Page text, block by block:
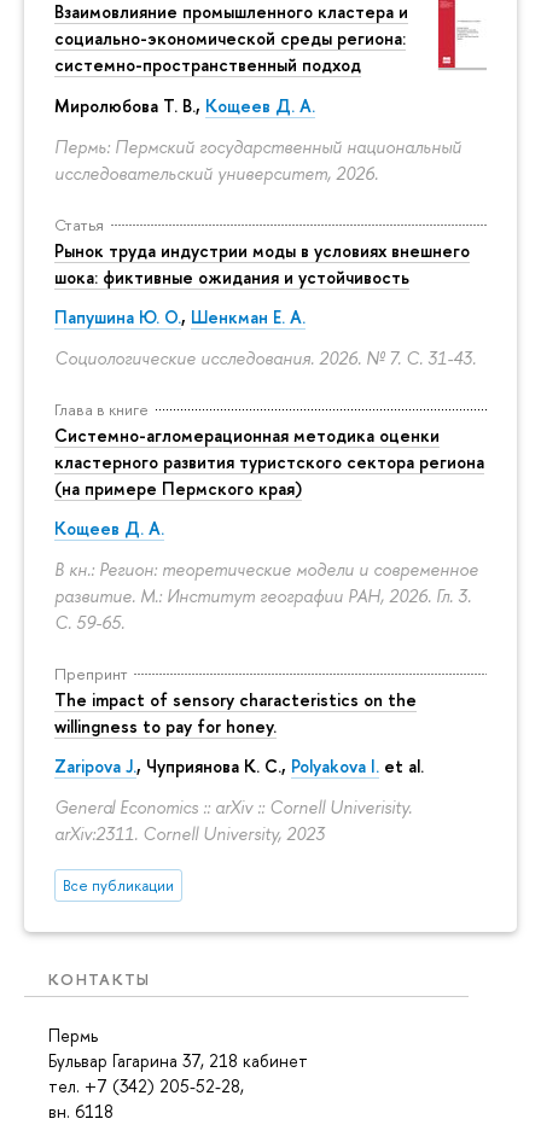
Взаимовлияние промышленного кластера и
социально-экономической среды региона:
системно-пространственный подход
Миролюбова Т. В., Кощеев Д. А.
Пермь: Пермский государственный национальный
исследовательский университет, 2026.
Статья
Рынок труда индустрии моды в условиях внешнего
шока: фиктивные ожидания и устойчивость
Папушина Ю. О., Шенкман Е. А.
Социологические исследования. 2026. № 7. С. 31-43.
Глава в книге
Системно-агломерационная методика оценки
кластерного развития туристского сектора региона
(на примере Пермского края)
Кощеев Д. А.
В кн.: Регион: теоретические модели и современное
развитие. М.: Институт географии РАН, 2026. Гл. 3.
С. 59-65.
Препринт
The impact of sensory characteristics on the
willingness to pay for honey.
Zaripova J., Чуприянова К. С., Polyakova I. et al.
General Economics :: arXiv :: Cornell Univerisity.
arXiv:2311. Cornell University, 2023
Все публикации
КОНТАКТЫ
Пермь
Бульвар Гагарина 37, 218 кабинет
тел. +7 (342) 205-52-28,
вн. 6118